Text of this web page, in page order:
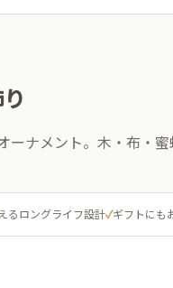
ナメント。木・布・
るロングライフ設計✓ギフトにも